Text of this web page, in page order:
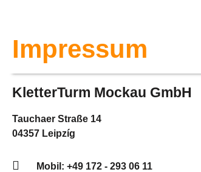
Impressum
KletterTurm Mockau GmbH
Tauchaer Straße 14
04357 Leipzíg
Mobil: +49 172 - 293 06 11